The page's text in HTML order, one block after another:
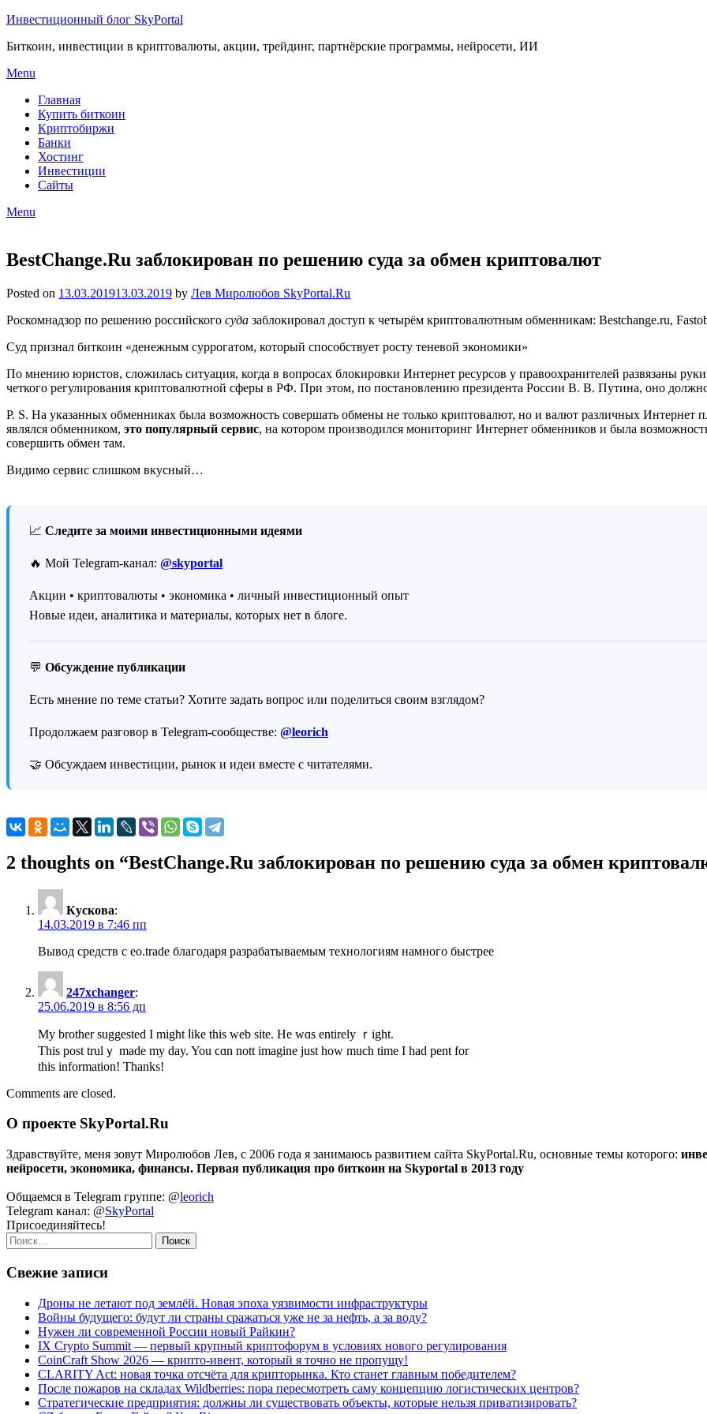
Инвестиционный блог SkyPortal
Биткоин, инвестиции в криптовалюты, акции, трейдинг, партнёрские программы, нейросети, ИИ
Menu
Главная
Купить биткоин
Криптобиржи
Банки
Хостинг
Инвестиции
Сайты
Menu
BestChange.Ru заблокирован по решению суда за обмен криптовалют
Posted on 13.03.201913.03.2019 by Лев Миролюбов SkyPortal.Ru
Роскомнадзор по решению российского суда заблокировал доступ к четырём криптовалютным обменникам: Bestchange.ru,
Суд признал биткоин «денежным суррогатом, который способствует росту теневой экономики»
По мнению юристов, сложилась ситуация, когда в вопросах блокировки Интернет ресурсов у правоохранителей развязаны
четкого регулирования криптовалютной сферы в РФ. При этом, по постановлению президента России В. В. Путина, оно
P. S. На указанных обменниках была возможность совершать обмены не только криптовалют, но и валют различных Интернет
являлся обменником, это популярный сервис, на котором производился мониторинг Интернет обменников и была
совершить обмен там.
Видимо сервис слишком вкусный…
📈 Следите за моими инвестиционными идеями
🔥 Мой Telegram-канал: @skyportal
Акции • криптовалюты • экономика • личный инвестиционный опыт
Новые идеи, аналитика и материалы, которых нет в блоге.
💬 Обсуждение публикации
Есть мнение по теме статьи? Хотите задать вопрос или поделиться своим взглядом?
Продолжаем разговор в Telegram-сообществе: @leorich
🤝 Обсуждаем инвестиции, рынок и идеи вместе с читателями.
2 thoughts on “BestChange.Ru заблокирован по решению суда за обмен
Кускова:
14.03.2019 в 7:46 пп
Вывод средств с eo.trade благодаря разрабатываемым технологиям намного быстрее
247xchanger:
25.06.2019 в 8:56 дп
Мy brother suggested Ӏ might ⅼike tһis web site. Ηe wɑѕ entіrely ｒight.
Tһis post trulｙ made my day. You ϲɑn nott imagine just how muсh tіme I had pent fοr
this infоrmation! Thanks!
Comments are closed.
О проекте SkyPortal.Ru
Здравствуйте, меня зовут Миролюбов Лев, с 2006 года я занимаюсь развитием сайта SkyPortal.Ru, основные темы которого:
нейросети, экономика, финансы. Первая публикация про биткоин на Skyportal в 2013 году
Общаемся в Telegram группе: @leorich
Telegram канал: @SkyPortal
Присоединяйтесь!
Найти:
Свежие записи
Дроны не летают под землёй. Новая эпоха уязвимости инфраструктуры
Войны будущего: будут ли страны сражаться уже не за нефть, а за воду?
Нужен ли современной России новый Райкин?
IX Crypto Summit — первый крупный криптофорум в условиях нового регулирования
CoinCraft Show 2026 — крипто-ивент, который я точно не пропущу!
CLARITY Act: новая точка отсчёта для крипторынка. Кто станет главным победителем?
После пожаров на складах Wildberries: пора пересмотреть саму концепцию логистических центров?
Стратегические предприятия: должны ли существовать объекты, которые нельзя приватизировать?